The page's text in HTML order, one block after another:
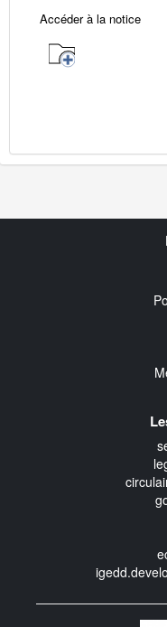
Accéder à la notice